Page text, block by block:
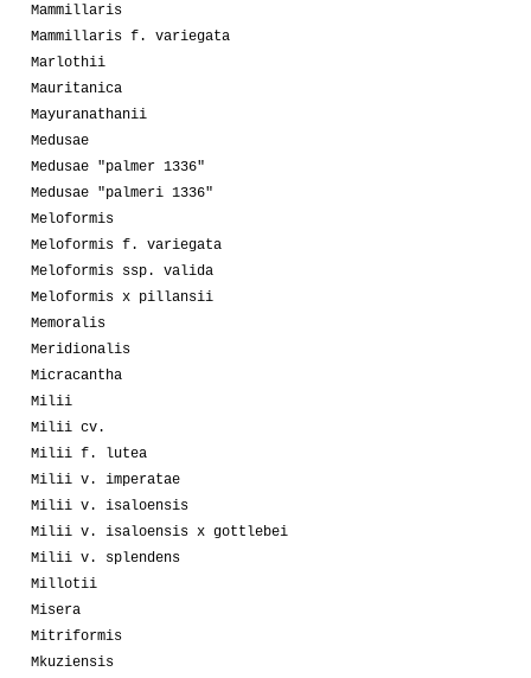
Mammillaris
Mammillaris f. variegata
Marlothii
Mauritanica
Mayuranathanii
Medusae
Medusae "palmer 1336"
Medusae "palmeri 1336"
Meloformis
Meloformis f. variegata
Meloformis ssp. valida
Meloformis x pillansii
Memoralis
Meridionalis
Micracantha
Milii
Milii cv.
Milii f. lutea
Milii v. imperatae
Milii v. isaloensis
Milii v. isaloensis x gottlebei
Milii v. splendens
Millotii
Misera
Mitriformis
Mkuziensis